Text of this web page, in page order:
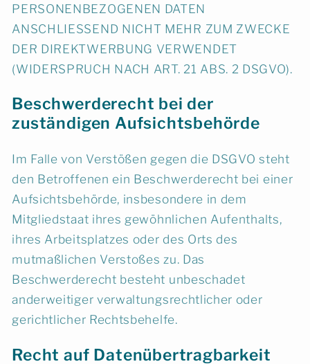
PERSONENBEZOGENEN DATEN
ANSCHLIESSEND NICHT MEHR ZUM ZWECKE
DER DIREKTWERBUNG VERWENDET
(WIDERSPRUCH NACH ART. 21 ABS. 2 DSGVO).
Beschwerde­recht bei der
zuständigen Aufsichts­behörde
Im Falle von Verstößen gegen die DSGVO steht
den Betroffenen ein Beschwerderecht bei einer
Aufsichtsbehörde, insbesondere in dem
Mitgliedstaat ihres gewöhnlichen Aufenthalts,
ihres Arbeitsplatzes oder des Orts des
mutmaßlichen Verstoßes zu. Das
Beschwerderecht besteht unbeschadet
anderweitiger verwaltungsrechtlicher oder
gerichtlicher Rechtsbehelfe.
Recht auf Daten­übertrag­barkeit